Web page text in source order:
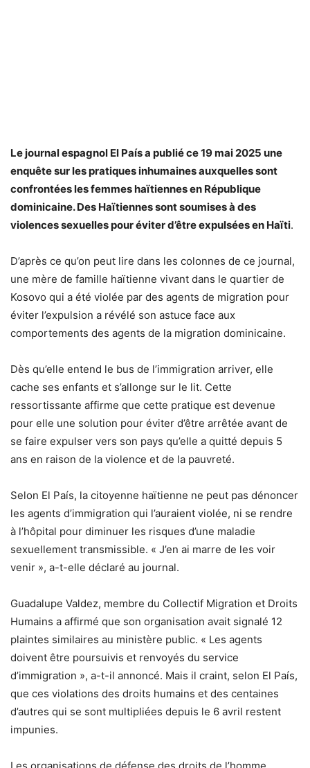
Le journal espagnol El País a publié ce 19 mai 2025 une
enquête sur les pratiques inhumaines auxquelles sont
confrontées les femmes haïtiennes en République
dominicaine. Des Haïtiennes sont soumises à des
violences sexuelles pour éviter d’être expulsées en Haïti.
D’après ce qu’on peut lire dans les colonnes de ce journal,
une mère de famille haïtienne vivant dans le quartier de
Kosovo qui a été violée par des agents de migration pour
éviter l’expulsion a révélé son astuce face aux
comportements des agents de la migration dominicaine.
Dès qu’elle entend le bus de l’immigration arriver, elle
cache ses enfants et s’allonge sur le lit. Cette
ressortissante affirme que cette pratique est devenue
pour elle une solution pour éviter d’être arrêtée avant de
se faire expulser vers son pays qu’elle a quitté depuis 5
ans en raison de la violence et de la pauvreté.
Selon El País, la citoyenne haïtienne ne peut pas dénoncer
les agents d’immigration qui l’auraient violée, ni se rendre
à l’hôpital pour diminuer les risques d’une maladie
sexuellement transmissible. « J’en ai marre de les voir
venir », a-t-elle déclaré au journal.
Guadalupe Valdez, membre du Collectif Migration et Droits
Humains a affirmé que son organisation avait signalé 12
plaintes similaires au ministère public. « Les agents
doivent être poursuivis et renvoyés du service
d’immigration », a-t-il annoncé. Mais il craint, selon El País,
que ces violations des droits humains et des centaines
d’autres qui se sont multipliées depuis le 6 avril restent
impunies.